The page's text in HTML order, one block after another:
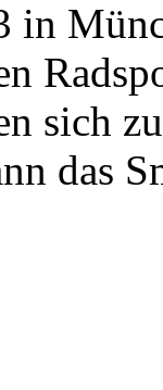
in
sich
das